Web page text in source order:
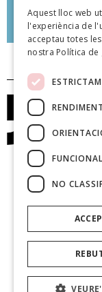
Zoraida Burgos
poeteca.cat
Aquest lloc web
l'experiència de
acceptau totes
nostra Política de
RENDIMENT
NO